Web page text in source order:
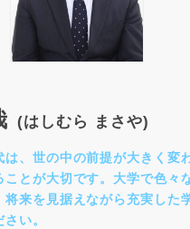
(はしむら まさや)
は、世の中の前提が大きく変
ことが大切です。大学で色々
将来を見据えながら充実した
い。